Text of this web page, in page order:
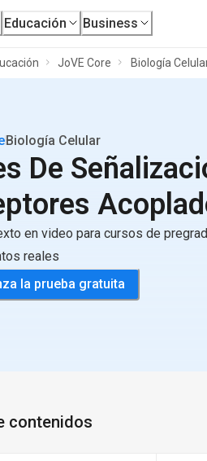
Educación Business
JoVE Core Biología
Biología Celular
De
en video para cursos de
reales
la prueba gratuita
contenidos